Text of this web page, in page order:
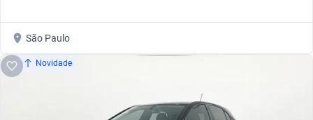
São Paulo
Novidade